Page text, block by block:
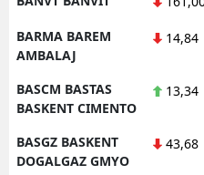
BARMA BAREM
AMBALAJ
14,84
BASCM BASTAS
BASKENT CIMENTO
13,34
BASGZ BASKENT
DOGALGAZ GMYO
43,68